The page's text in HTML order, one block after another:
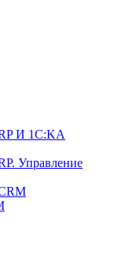
И 1C:KA
Управление